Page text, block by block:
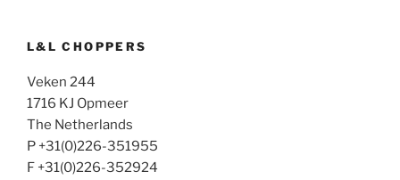
L&L CHOPPERS
Veken 244
1716 KJ Opmeer
The Netherlands
P +31(0)226-351955
F +31(0)226-352924